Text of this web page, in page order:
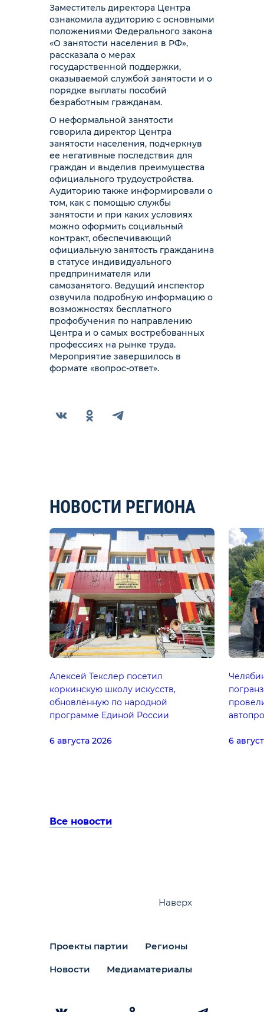
Заместитель директора Центра
ознакомила аудиторию с основными
положениями Федерального закона
«О занятости населения в РФ»,
рассказала о мерах
государственной поддержки,
оказываемой службой занятости и о
порядке выплаты пособий
безработным гражданам.
О неформальной занятости
говорила директор Центра
занятости населения, подчеркнув
ее негативные последствия для
граждан и выделив преимущества
официального трудоустройства.
Аудиторию также информировали о
том, как с помощью службы
занятости и при каких условиях
можно оформить социальный
контракт, обеспечивающий
официальную занятость гражданина
в статусе индивидуального
предпринимателя или
самозанятого. Ведущий инспектор
озвучила подробную информацию о
возможностях бесплатного
профобучения по направлению
Центра и о самых востребованных
профессиях на рынке труда.
Мероприятие завершилось в
формате «вопрос-ответ».
НОВОСТИ РЕГИОНА
Алексей Текслер посетил
коркинскую школу искусств,
обновлённую по народной
программе Единой России
6 августа 2026 6
Все новости
Проекты партии Регионы
Новости Медиаматериалы
Наверх